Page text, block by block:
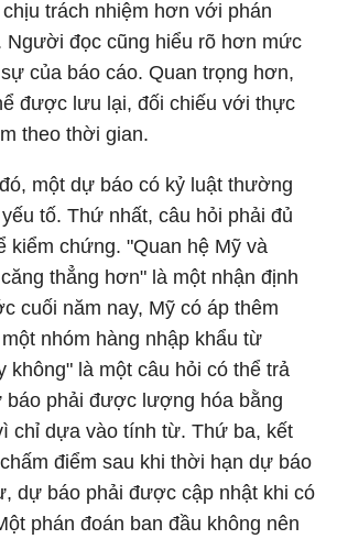
trách nhiệm hơn với phán
Người đọc cũng hiểu rõ hơn mức
của báo cáo. Quan trọng hơn,
được lưu lại, đối chiếu với thực
theo thời gian.
một dự báo có kỷ luật thường
tố. Thứ nhất, câu hỏi phải đủ
kiểm chứng. "Quan hệ Mỹ và
thẳng hơn" là một nhận định
cuối năm nay, Mỹ có áp thêm
nhóm hàng nhập khẩu từ
không" là một câu hỏi có thể trả
báo phải được lượng hóa bằng
chỉ dựa vào tính từ. Thứ ba, kết
điểm sau khi thời hạn dự báo
dự báo phải được cập nhật khi có
phán đoán ban đầu không nên